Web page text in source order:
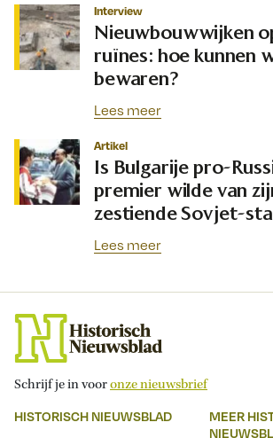
Interview
Nieuwbouwwijken
ruïnes: hoe kunnen
bewaren?
Lees meer
Artikel
Is Bulgarije pro-
premier wilde van
zestiende Sovjet-
Lees meer
Schrijf je in vooronze nieuwsbrief
HISTORISCH NIEUWSBLAD
MEER